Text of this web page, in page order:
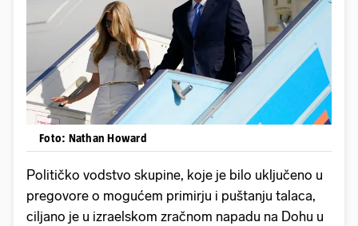
Foto: Nathan Howard
Političko vodstvo skupine, koje je bilo uključeno u
pregovore o mogućem primirju i puštanju talaca,
ciljano je u izraelskom zračnom napadu na Dohu u